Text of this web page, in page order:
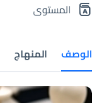
الوصف المنهاج
المستوى